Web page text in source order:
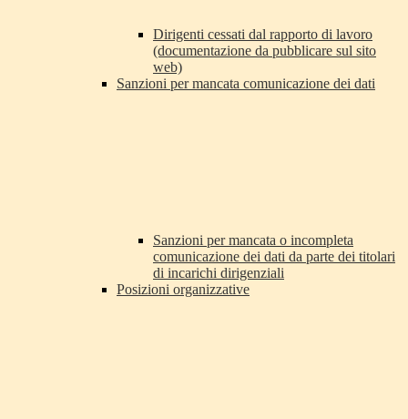
Dirigenti cessati dal rapporto di lavoro
(documentazione da pubblicare sul sito
web)
Sanzioni per mancata comunicazione dei dati
Sanzioni per mancata o incompleta
comunicazione dei dati da parte dei titolari
di incarichi dirigenziali
Posizioni organizzative